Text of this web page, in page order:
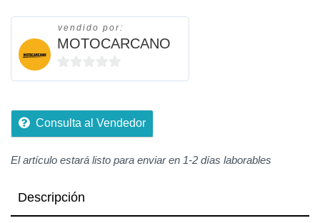
vendido por:
MOTOCARCANO
0
5
Consulta al Vendedor
El artículo estará listo para enviar en 1-2 días laborables
Descripción